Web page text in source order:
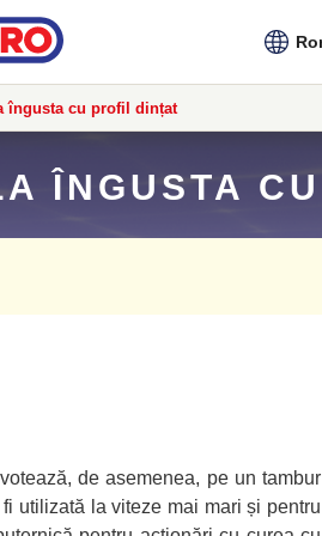
îngusta cu profil dințat
ÎNGUSTA
de asemenea, pe un tambur
utilizată la viteze mai mari și pentru